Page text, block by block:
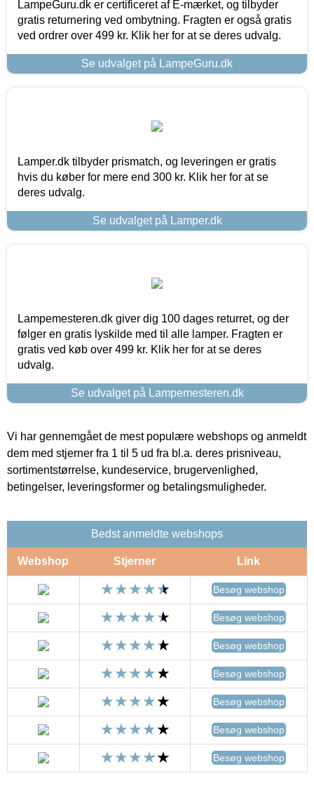
LampeGuru.dk er certificeret af E-mærket, og tilbyder
gratis returnering ved ombytning. Fragten er også gratis
ved ordrer over 499 kr. Klik her for at se deres udvalg.
Se udvalget på LampeGuru.dk
Lamper.dk tilbyder prismatch, og leveringen er gratis
hvis du køber for mere end 300 kr. Klik her for at se
deres udvalg.
Se udvalget på Lamper.dk
Lampemesteren.dk giver dig 100 dages returret, og der
følger en gratis lyskilde med til alle lamper. Fragten er
gratis ved køb over 499 kr. Klik her for at se deres
udvalg.
Se udvalget på Lampemesteren.dk
Vi har gennemgået de mest populære webshops og anmeldt
dem med stjerner fra 1 til 5 ud fra bl.a. deres prisniveau,
sortimentstørrelse, kundeservice, brugervenlighed,
betingelser, leveringsformer og betalingsmuligheder.
Bedst anmeldte webshops
Webshop Stjerner Link
Besøg webshop
Besøg webshop
Besøg webshop
Besøg webshop
Besøg webshop
Besøg webshop
Besøg webshop